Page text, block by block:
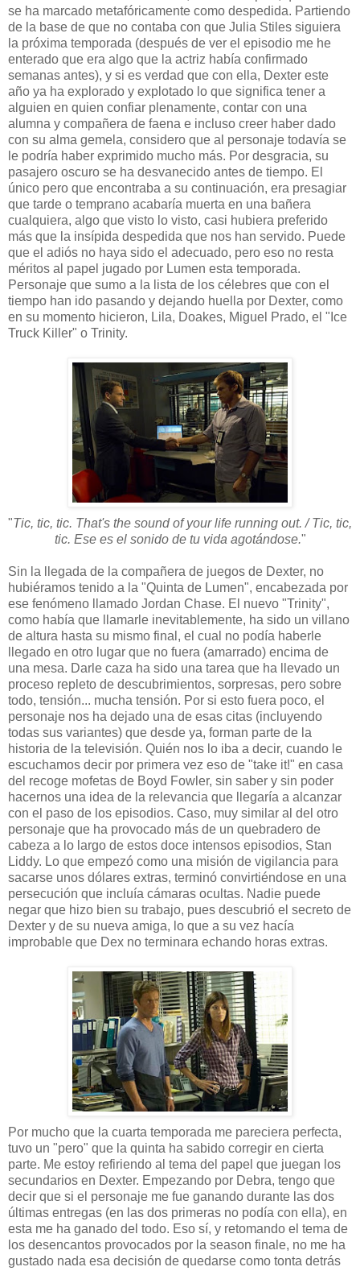
se ha marcado metafóricamente como despedida. Partiendo
de la base de que no contaba con que Julia Stiles siguiera
la próxima temporada (después de ver el episodio me he
enterado que era algo que la actriz había confirmado
semanas antes), y si es verdad que con ella, Dexter este
año ya ha explorado y explotado lo que significa tener a
alguien en quien confiar plenamente, contar con una
alumna y compañera de faena e incluso creer haber dado
con su alma gemela, considero que al personaje todavía se
le podría haber exprimido mucho más. Por desgracia, su
pasajero oscuro se ha desvanecido antes de tiempo. El
único pero que encontraba a su continuación, era presagiar
que tarde o temprano acabaría muerta en una bañera
cualquiera, algo que visto lo visto, casi hubiera preferido
más que la insípida despedida que nos han servido. Puede
que el adiós no haya sido el adecuado, pero eso no resta
méritos al papel jugado por Lumen esta temporada.
Personaje que sumo a la lista de los célebres que con el
tiempo han ido pasando y dejando huella por Dexter, como
en su momento hicieron, Lila, Doakes, Miguel Prado, el "Ice
Truck Killer" o Trinity.
"Tic, tic, tic. That's the sound of your life running out. / Tic, tic,
tic. Ese es el sonido de tu vida agotándose."
Sin la llegada de la compañera de juegos de Dexter, no
hubiéramos tenido a la "Quinta de Lumen", encabezada por
ese fenómeno llamado Jordan Chase. El nuevo "Trinity",
como había que llamarle inevitablemente, ha sido un villano
de altura hasta su mismo final, el cual no podía haberle
llegado en otro lugar que no fuera (amarrado) encima de
una mesa. Darle caza ha sido una tarea que ha llevado un
proceso repleto de descubrimientos, sorpresas, pero sobre
todo, tensión... mucha tensión. Por si esto fuera poco, el
personaje nos ha dejado una de esas citas (incluyendo
todas sus variantes) que desde ya, forman parte de la
historia de la televisión. Quién nos lo iba a decir, cuando le
escuchamos decir por primera vez eso de "take it!" en casa
del recoge mofetas de Boyd Fowler, sin saber y sin poder
hacernos una idea de la relevancia que llegaría a alcanzar
con el paso de los episodios. Caso, muy similar al del otro
personaje que ha provocado más de un quebradero de
cabeza a lo largo de estos doce intensos episodios, Stan
Liddy. Lo que empezó como una misión de vigilancia para
sacarse unos dólares extras, terminó convirtiéndose en una
persecución que incluía cámaras ocultas. Nadie puede
negar que hizo bien su trabajo, pues descubrió el secreto de
Dexter y de su nueva amiga, lo que a su vez hacía
improbable que Dex no terminara echando horas extras.
Por mucho que la cuarta temporada me pareciera perfecta,
tuvo un "pero" que la quinta ha sabido corregir en cierta
parte. Me estoy refiriendo al tema del papel que juegan los
secundarios en Dexter. Empezando por Debra, tengo que
decir que si el personaje me fue ganando durante las dos
últimas entregas (en las dos primeras no podía con ella), en
esta me ha ganado del todo. Eso sí, y retomando el tema de
los desencantos provocados por la season finale, no me ha
gustado nada esa decisión de quedarse como tonta detrás